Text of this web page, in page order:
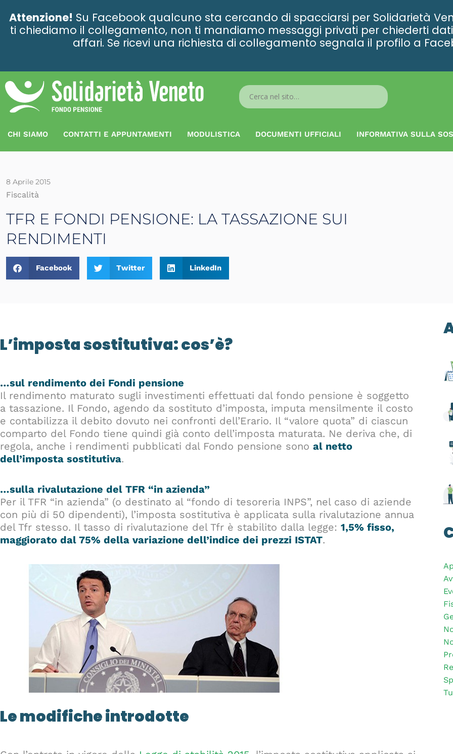
Attenzione! Su Facebook qualcuno sta cercando di spacciarsi per Solidarietà
ti chiediamo il collegamento, non ti mandiamo messaggi privati per chiederti
affari. Se ricevi una richiesta di collegamento segnala il profilo a
Search
...
CHI SIAMO CONTATTI E APPUNTAMENTI MODULISTICA DOCUMENTI UFFICIALI INFORMATIVA SULLA
8 Aprile 2015
Fiscalità
TFR E FONDI PENSIONE: LA TASSAZIONE SUI
RENDIMENTI
Facebook Twitter LinkedIn
L’imposta sostitutiva: cos’è?
…sul rendimento dei Fondi pensione
Il rendimento maturato sugli investimenti effettuati dal fondo pensione è soggetto
a tassazione. Il Fondo, agendo da sostituto d’imposta, imputa mensilmente il costo
e contabilizza il debito dovuto nei confronti dell’Erario. Il “valore quota” di ciascun
comparto del Fondo tiene quindi già conto dell’imposta maturata. Ne deriva che, di
regola, anche i rendimenti pubblicati dal Fondo pensione sono al netto
dell’imposta sostitutiva.
…sulla rivalutazione del TFR “in azienda”
Per il TFR “in azienda” (o destinato al “fondo di tesoreria INPS”, nel caso di aziende
con più di 50 dipendenti), l’imposta sostitutiva è applicata sulla rivalutazione annua
del Tfr stesso. Il tasso di rivalutazione del Tfr è stabilito dalla legge: 1,5% fisso,
maggiorato dal 75% della variazione dell’indice dei prezzi ISTAT.
Le modifiche introdotte